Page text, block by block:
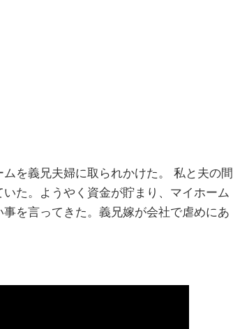
を義兄夫婦に取られかけた。 私と夫の間
た。ようやく資金が貯まり、マイホーム
を言ってきた。義兄嫁が会社で虐めにあ